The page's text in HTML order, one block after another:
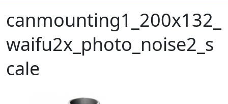
canmounting1_200x132_
waifu2x_photo_noise2_s
cale